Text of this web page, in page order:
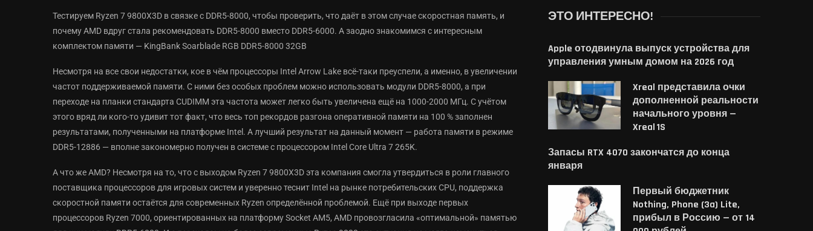
Тестируем Ryzen 7 9800X3D в связке с DDR5-8000, чтобы проверить, что даёт в этом случае скоростная память, и
почему AMD вдруг стала рекомендовать DDR5-8000 вместо DDR5-6000. А заодно знакомимся с интересным
комплектом памяти — KingBank Soarblade RGB DDR5-8000 32GB
Несмотря на все свои недостатки, кое в чём процессоры Intel Arrow Lake всё-таки преуспели, а именно, в увеличении
частот поддерживаемой памяти. С ними без особых проблем можно использовать модули DDR5-8000, а при
переходе на планки стандарта CUDIMM эта частота может легко быть увеличена ещё на 1000-2000 МГц. С учётом
этого вряд ли кого-то удивит тот факт, что весь топ рекордов разгона оперативной памяти на 100 % заполнен
результатами, полученными на платформе Intel. А лучший результат на данный момент — работа памяти в режиме
DDR5-12886 — вполне закономерно получен в системе с процессором Intel Core Ultra 7 265K.
А что же AMD? Несмотря на то, что с выходом Ryzen 7 9800X3D эта компания смогла утвердиться в роли главного
поставщика процессоров для игровых систем и уверенно теснит Intel на рынке потребительских CPU, поддержка
скоростной памяти остаётся для современных Ryzen определённой проблемой. Ещё при выходе первых
процессоров Ryzen 7000, ориентированных на платформу Socket AM5, AMD провозгласила «оптимальной» памятью
ЭТО ИНТЕРЕСНО!
Apple отодвинула выпуск устройства для
управления умным домом на 2026 год
Xreal представила очки
дополненной реальности
начального уровня —
Xreal 1S
Запасы RTX 4070 закончатся до конца
января
Первый бюджетник
Nothing, Phone (3a) Lite,
прибыл в Россию — от 14